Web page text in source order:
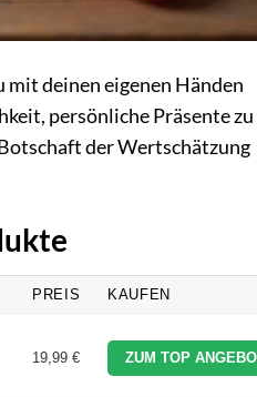
mit deinen eigenen Händen
persönliche Präsente zu
der Wertschätzung
PREIS KAUFEN
19,99 € ZUM TOP